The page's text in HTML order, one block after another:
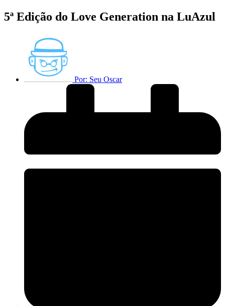
5ª Edição do Love Generation na LuAzul
Por: Seu Oscar